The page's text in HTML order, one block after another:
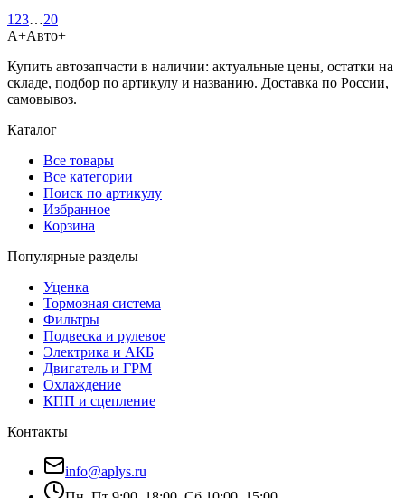
1 23…20
А+Авто+
Купить автозапчасти в наличии: актуальные цены, остатки на
складе, подбор по артикулу и названию. Доставка по России,
самовывоз.
Каталог
Все товары
Все категории
Поиск по артикулу
Избранное
Корзина
Популярные разделы
Уценка
Тормозная система
Фильтры
Подвеска и рулевое
Электрика и АКБ
Двигатель и ГРМ
Охлаждение
КПП и сцепление
Контакты
info@aplys.ru